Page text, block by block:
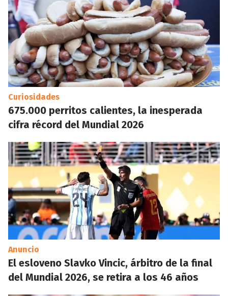
Curiosidades
675.000 perritos calientes, la inesperada
cifra récord del Mundial 2026
Anuncio
El esloveno Slavko Vincic, árbitro de la final
del Mundial 2026, se retira a los 46 años